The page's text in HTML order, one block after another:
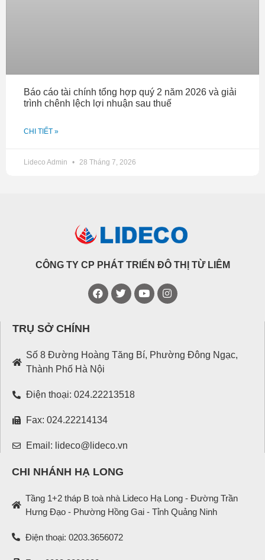
Báo cáo tài chính tổng hợp quý 2 năm 2026 và giải
trình chênh lệch lợi nhuận sau thuế
CHI TIẾT »
Lideco Admin 28 Tháng 7, 2026
CÔNG TY CP PHÁT TRIỂN ĐÔ THỊ TỪ LIÊM
TRỤ SỞ CHÍNH
Số 8 Đường Hoàng Tăng Bí, Phường Đông Ngạc,
Thành Phố Hà Nội
Điện thoại: 024.22213518
Fax: 024.22214134
Email: lideco@lideco.vn
CHI NHÁNH HẠ LONG
Tầng 1+2 tháp B toà nhà Lideco Hạ Long - Đường Trần
Hưng Đạo - Phường Hồng Gai - Tỉnh Quảng Ninh
Điện thoại: 0203.3656072